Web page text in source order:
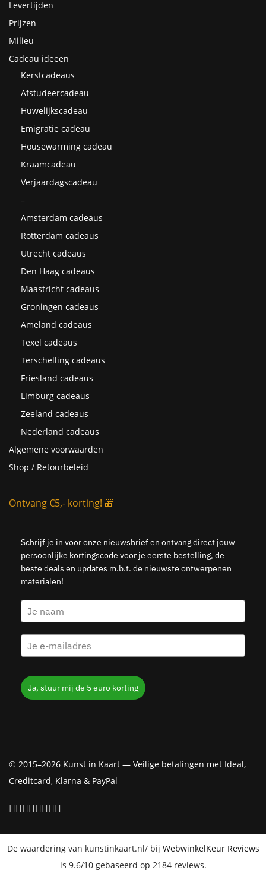
Levertijden
Prijzen
Milieu
Cadeau ideeën
Kerstcadeaus
Afstudeercadeau
Huwelijkscadeau
Emigratie cadeau
Housewarming cadeau
Kraamcadeau
Verjaardagscadeau
–
Amsterdam cadeaus
Rotterdam cadeaus
Utrecht cadeaus
Den Haag cadeaus
Maastricht cadeaus
Groningen cadeaus
Ameland cadeaus
Texel cadeaus
Terschelling cadeaus
Friesland cadeaus
Limburg cadeaus
Zeeland cadeaus
Nederland cadeaus
Algemene voorwaarden
Shop / Retourbeleid
Ontvang €5,- korting! 🎁
Schrijf je in voor onze nieuwsbrief en ontvang direct jouw
persoonlijke kortingscode voor je eerste bestelling, de
beste deals en updates m.b.t. de nieuwste ontwerpenen
materialen!
Ja, stuur mij de 5 euro korting
© 2015–2026 Kunst in Kaart — Veilige betalingen met Ideal,
Creditcard, Klarna & PayPal
De waardering van kunstinkaart.nl/ bij WebwinkelKeur Reviews
is 9.6/10 gebaseerd op 2184 reviews.